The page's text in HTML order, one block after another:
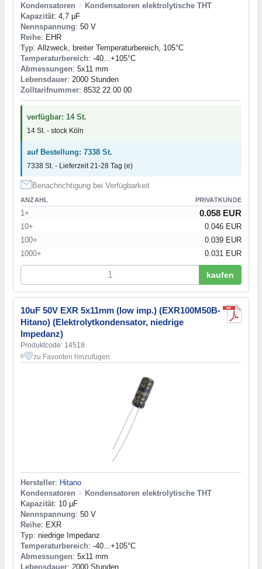
Kondensatoren > Kondensatoren elektrolytische THT
Kapazität: 4,7 µF
Nennspannung: 50 V
Reihe: EHR
Typ: Allzweck, breiter Temperaturbereich, 105°C
Temperaturbereich: -40...+105°C
Abmessungen: 5x11 mm
Lebensdauer: 2000 Stunden
Zolltarifnummer: 8532 22 00 00
verfügbar: 14 St.
14 St. - stock Köln
auf Bestellung: 7338 St.
7338 St. - Lieferzeit 21-28 Tag (e)
Benachrichtigung bei Verfügbarkeit
ANZAHL PRIVATKUNDE
1+ 0.058 EUR
10+
0.046 EUR
100+
0.039 EUR
1000+
0.031 EUR
kaufen
10uF 50V EXR 5x11mm (low imp.) (EXR100M50B-
Hitano) (Elektrolytkondensator, niedrige
Impedanz)
Produktcode: 14518
6 zu Favoriten hinzufügen
Hersteller: Hitano
Kondensatoren > Kondensatoren elektrolytische THT
Kapazität: 10 µF
Nennspannung: 50 V
Reihe: EXR
Typ: niedrige Impedanz
Temperaturbereich: -40...+105°C
Abmessungen: 5x11 mm
Lebensdauer: 2000 Stunden